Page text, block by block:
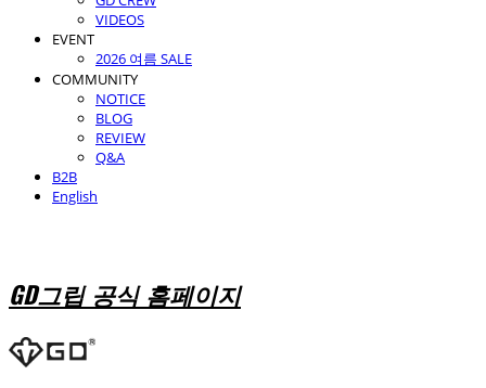
VIDEOS
EVENT
2026 여름 SALE
COMMUNITY
NOTICE
BLOG
REVIEW
Q&A
B2B
English
GD그립 공식 홈페이지